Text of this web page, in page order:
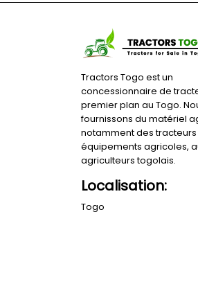
Tractors Togo est un
concessionnaire de
premier plan au Togo.
fournissons du matériel
notamment des
équipements agricoles,
agriculteurs togolais.
Localisation:
Togo